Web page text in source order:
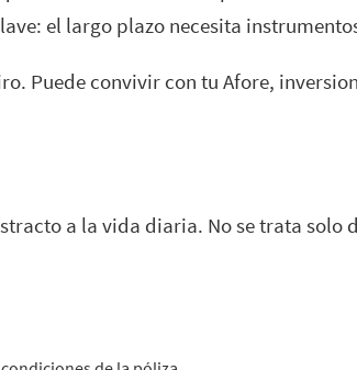
el largo plazo necesita
Puede convivir con tu Afore,
a la vida diaria. No se trata solo